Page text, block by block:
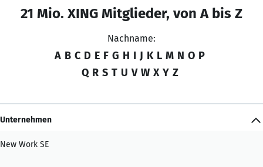
21 Mio. XING Mitglieder, von A bis Z
Nachname:
A B C D E F G H I J K L M N O P
Q R S T U V W X Y Z
Unternehmen
New Work SE